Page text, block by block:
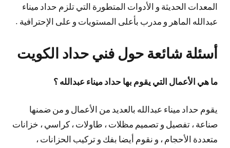
المعدات الحديثة و الأدوات المتطورة التي تلزم حداد ميناء
عبدالله الماهر و مدرب بأعلى المستويات و على الإحترافية .
أسئلة شائعة حول فني حداد الكويت
ما هي الأعمال التي يقوم بها حداد ميناء عبدالله ؟
يقوم حداد ميناء عبدالله بالعديد من الأعمال و من ضمنها
صناعة ، تفصيل و تصميم مظلات ، طاولات ، كراسي ، خزانات
متعددة الأحجام ، و نقوم أيضا بفك و تركيب الحزانات ،